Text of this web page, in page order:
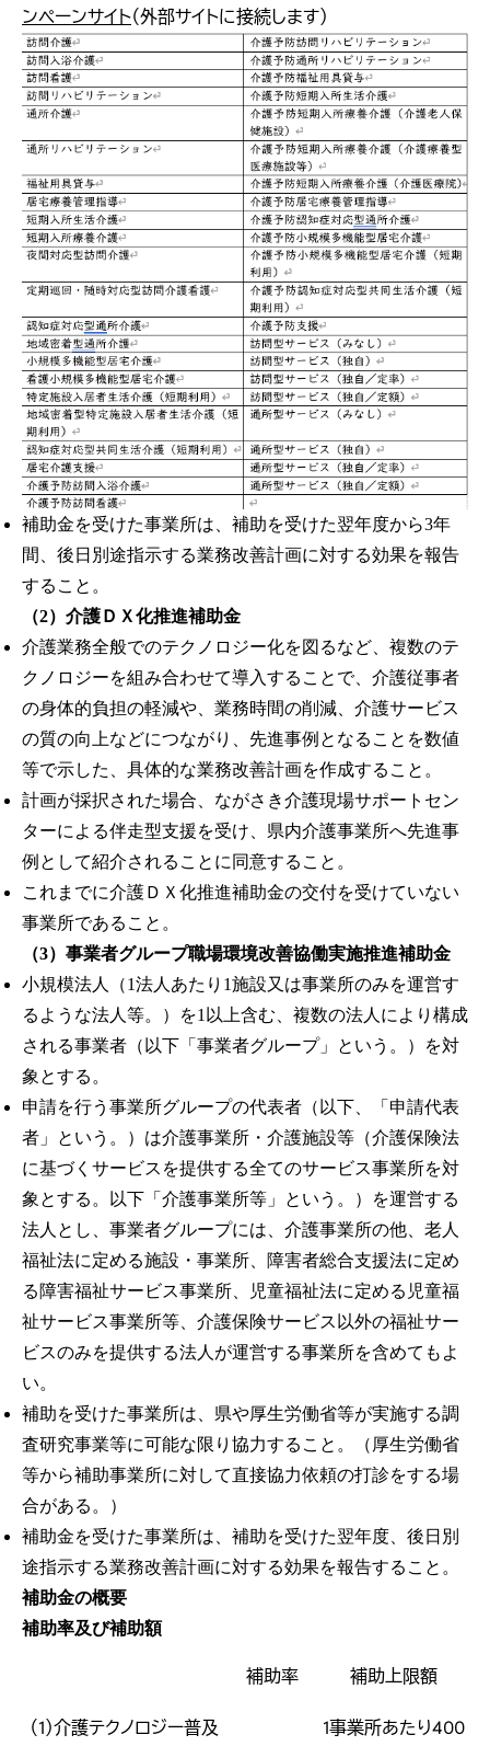
ンペーンサイト（外部サイトに接続します）
補助金を受けた事業所は、補助を受けた翌年度から3年
間、後日別途指示する業務改善計画に対する効果を報告
すること。
（2）介護ＤＸ化推進補助金
介護業務全般でのテクノロジー化を図るなど、複数のテ
クノロジーを組み合わせて導入することで、介護従事者
の身体的負担の軽減や、業務時間の削減、介護サービス
の質の向上などにつながり、先進事例となることを数値
等で示した、具体的な業務改善計画を作成すること。
計画が採択された場合、ながさき介護現場サポートセン
ターによる伴走型支援を受け、県内介護事業所へ先進事
例として紹介されることに同意すること。
これまでに介護ＤＸ化推進補助金の交付を受けていない
事業所であること。
（3）事業者グループ職場環境改善協働実施推進補助金
小規模法人（1法人あたり1施設又は事業所のみを運営す
るような法人等。）を1以上含む、複数の法人により構成
される事業者（以下「事業者グループ」という。）を対
象とする。
申請を行う事業所グループの代表者（以下、「申請代表
者」という。）は介護事業所・介護施設等（介護保険法
に基づくサービスを提供する全てのサービス事業所を対
象とする。以下「介護事業所等」という。）を運営する
法人とし、事業者グループには、介護事業所の他、老人
福祉法に定める施設・事業所、障害者総合支援法に定め
る障害福祉サービス事業所、児童福祉法に定める児童福
祉サービス事業所等、介護保険サービス以外の福祉サー
ビスのみを提供する法人が運営する事業所を含めてもよ
い。
補助を受けた事業所は、県や厚生労働省等が実施する調
査研究事業等に可能な限り協力すること。（厚生労働省
等から補助事業所に対して直接協力依頼の打診をする場
合がある。）
補助金を受けた事業所は、補助を受けた翌年度、後日別
途指示する業務改善計画に対する効果を報告すること。
補助金の概要
補助率及び補助額
補助率 補助上限額
（1）介護テクノロジー普及
1事業所あたり400